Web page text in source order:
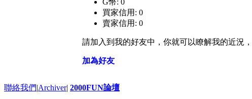
G幣: 0
買家信用: 0
賣家信用: 0
請加入到我的好友中，你就可以瞭解我的近況
加為好友
聯絡我們|Archiver| 2000FUN論壇